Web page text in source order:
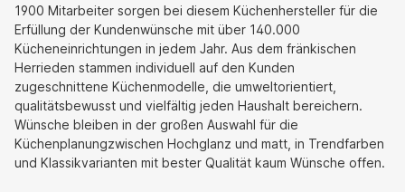
1900 Mitarbeiter sorgen bei diesem Küchenhersteller für die
Erfüllung der Kundenwünsche mit über 140.000
Kücheneinrichtungen in jedem Jahr. Aus dem fränkischen
Herrieden stammen individuell auf den Kunden
zugeschnittene Küchenmodelle, die umweltorientiert,
qualitätsbewusst und vielfältig jeden Haushalt bereichern.
Wünsche bleiben in der großen Auswahl für die
Küchenplanungzwischen Hochglanz und matt, in Trendfarben
und Klassikvarianten mit bester Qualität kaum Wünsche offen.